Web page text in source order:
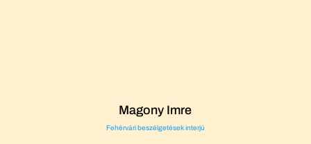
Magony Imre
Fehérvári beszélgetések interjú